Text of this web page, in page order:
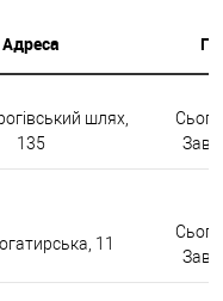
Адреса
шлях,
135
11